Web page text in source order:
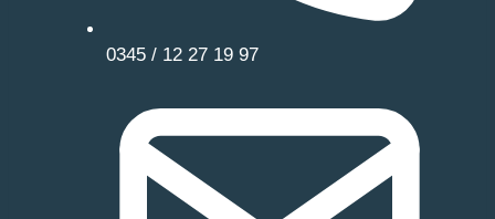
0345 / 12 27 19 97